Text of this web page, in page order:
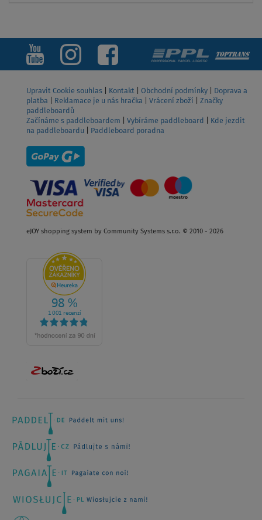
Upravit Cookie souhlas Kontakt Obchodní podmínky
Doprava a
platba
Reklamace je u nás hračka Vrácení zboží
Značky
paddleboardů
Začínáme s paddleboardem
Vybíráme paddleboard
Kde jezdit
na paddleboardu
Paddleboard poradna
eJOY shopping system by Community Systems s.r.o. © 2010 - 2026